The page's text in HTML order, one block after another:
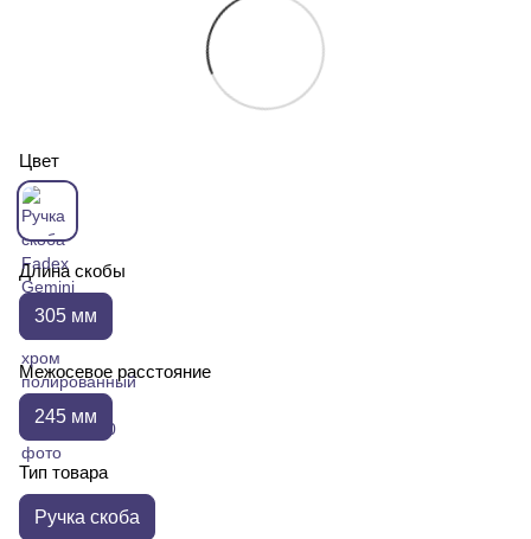
Цвет
Длина скобы
305 мм
Межосевое расстояние
245 мм
Тип товара
Ручка скоба